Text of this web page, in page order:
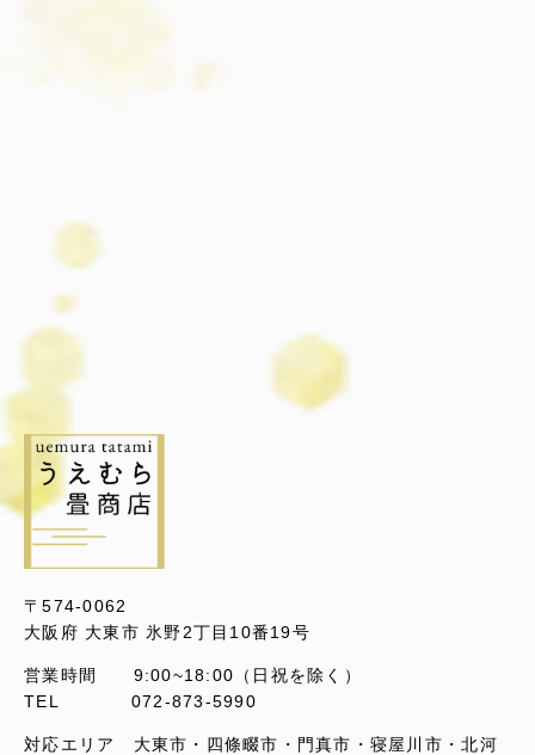
〒574-0062
大阪府 大東市 氷野2丁目10番19号
営業時間 9:00~18:00（日祝を除く）
TEL 072-873-5990
対応エリア 大東市・四條畷市・門真市・寝屋川市・北河